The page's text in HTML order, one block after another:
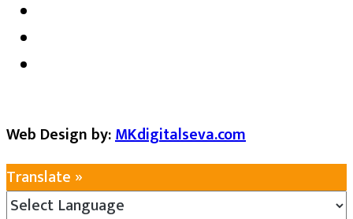
Web Design by:MKdigitalseva.com
Translate »